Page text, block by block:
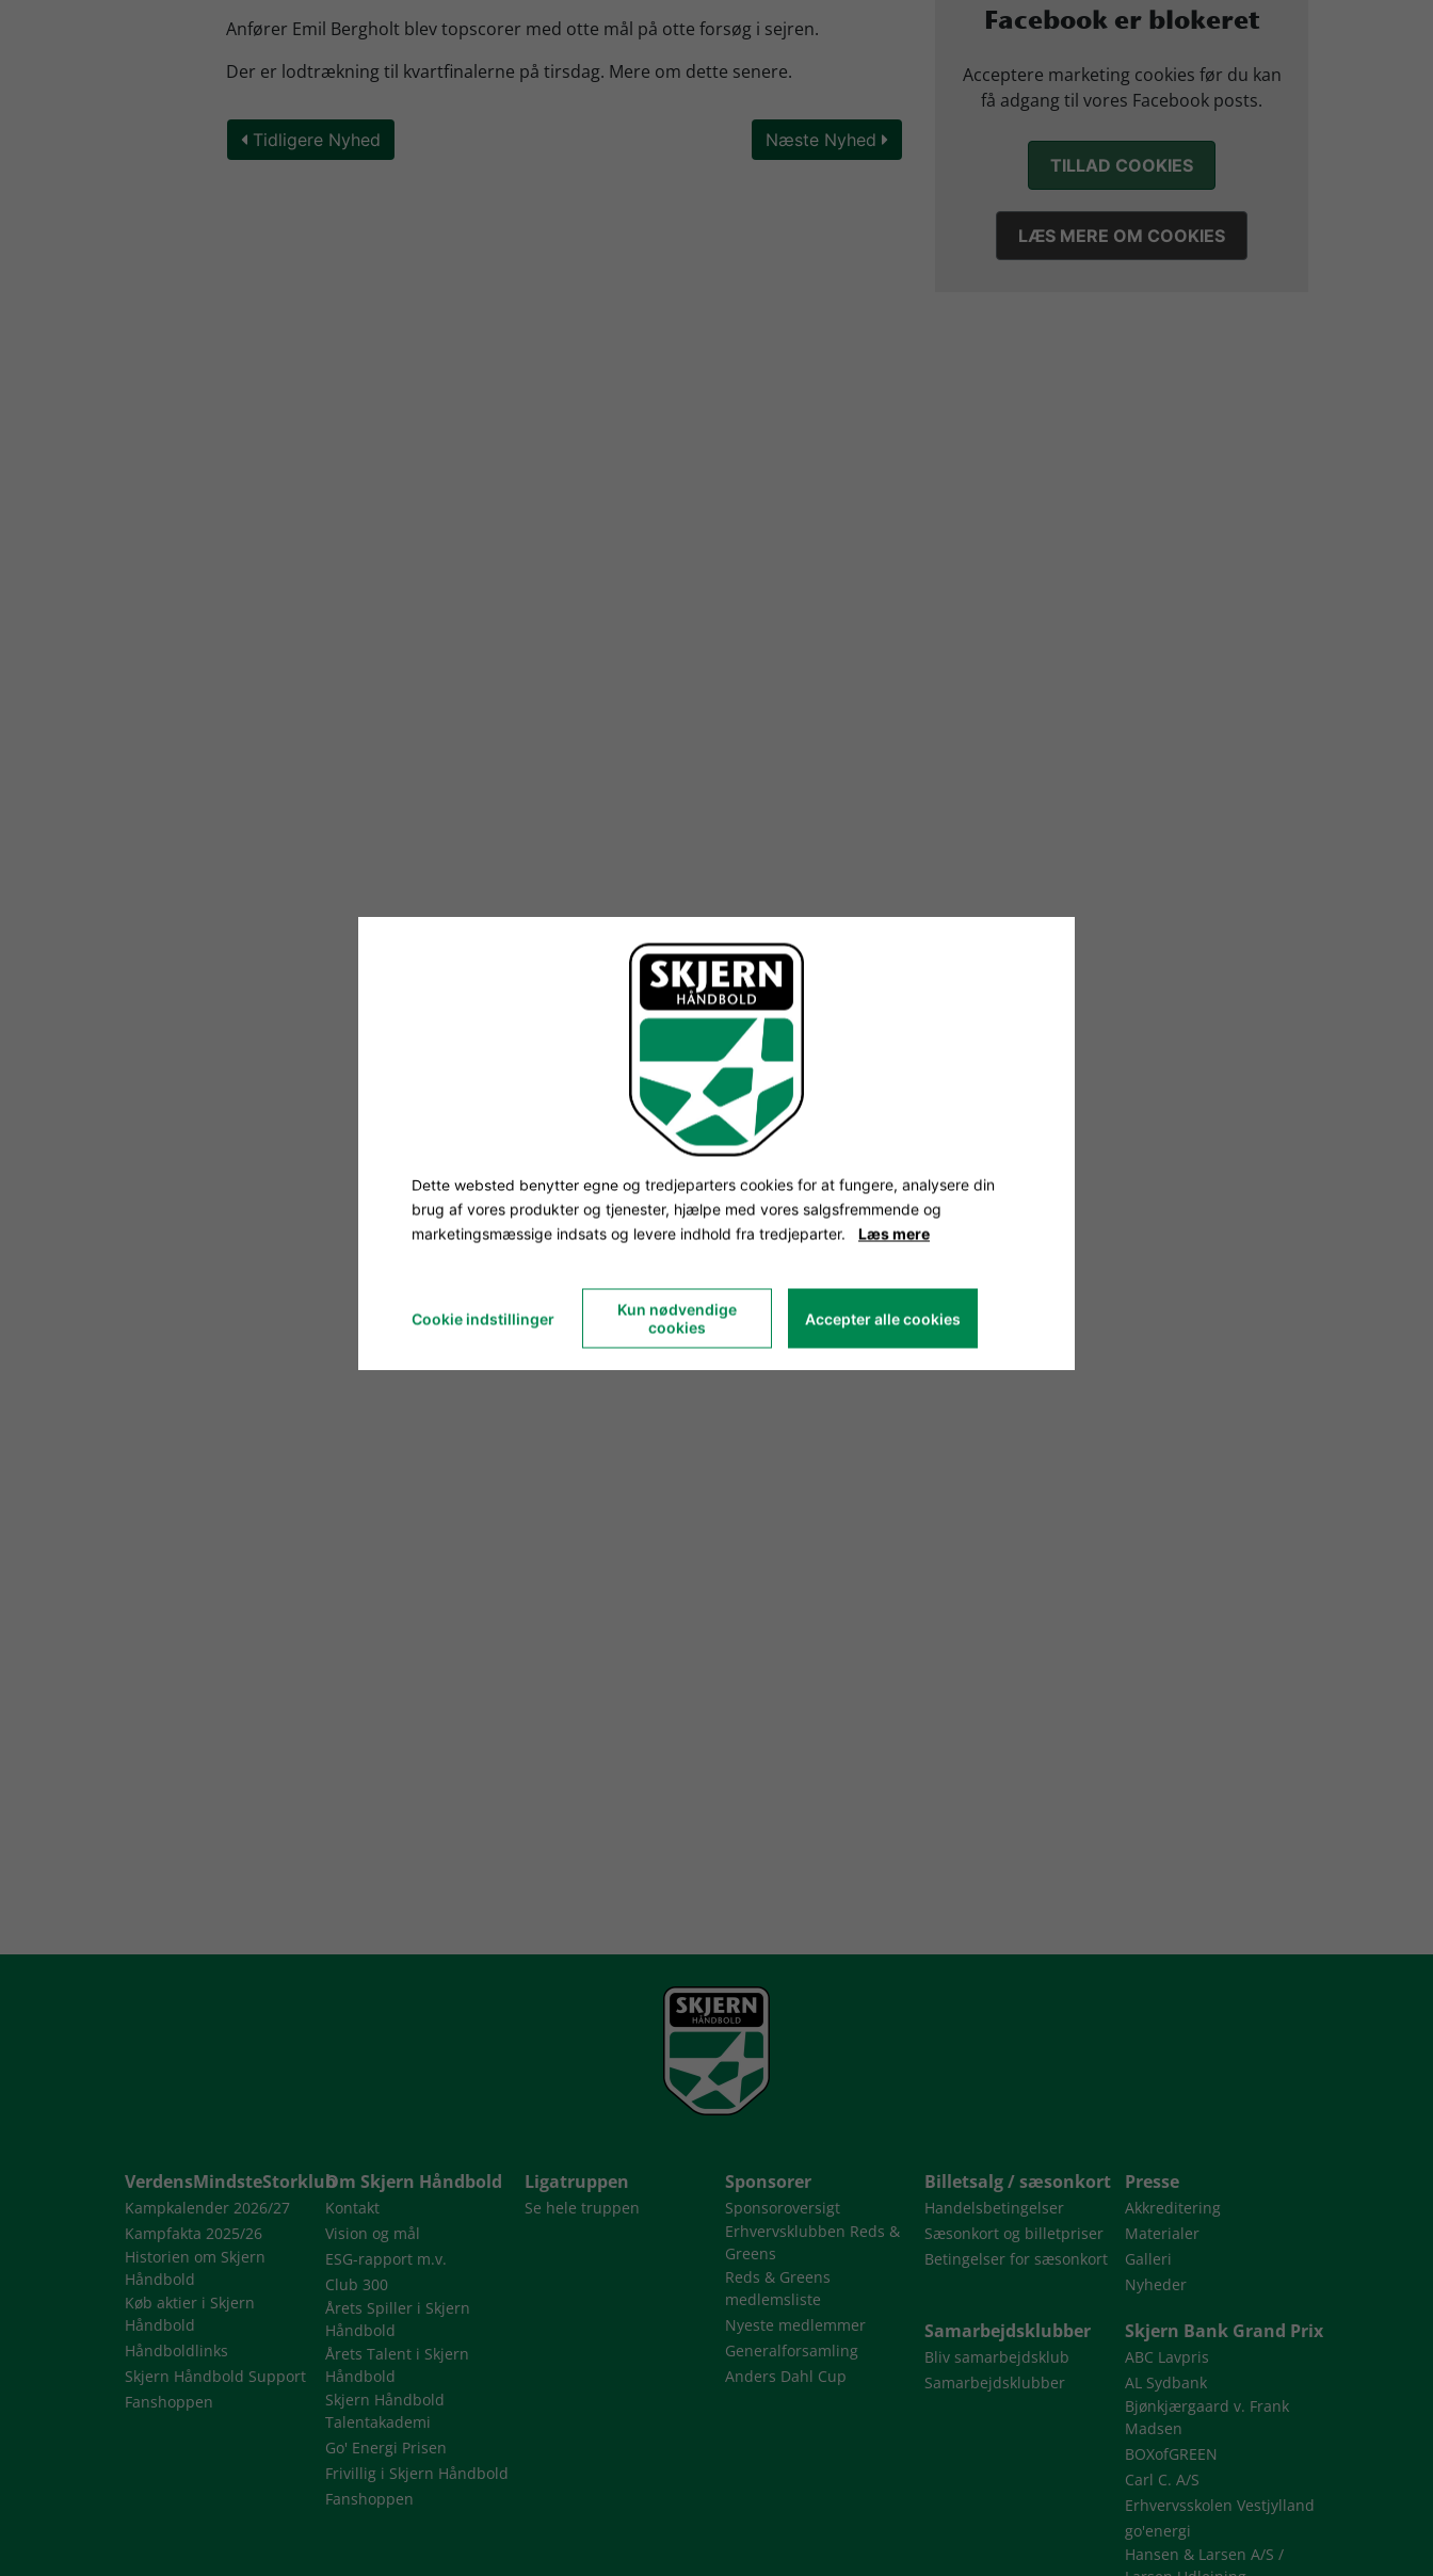
Anfører Emil Bergholt blev topscorer med otte mål på otte forsøg i sejren.
Der er lodtrækning til kvartfinalerne på tirsdag. Mere om dette senere.
Tidligere Nyhed Næste Nyhed
17. juli 2026
Marius Nørsøller udlejes til HØJ Elite
14. juli 2026
Facebook er blokeret
Acceptere marketing cookies før du kan
få adgang til vores Facebook posts.
TILLAD COOKIES
LÆS MERE OM COOKIES
VerdensMindsteStorklub
Kampkalender 2026/27
Kampfakta 2025/26
Historien om Skjern
Håndbold
Køb aktier i Skjern
Håndbold
Håndboldlinks
Skjern Håndbold Support
Fanshoppen
Om Skjern Håndbold
Kontakt
Vision og mål
ESG-rapport m.v.
Club 300
Årets Spiller i Skjern
Håndbold
Årets Talent i Skjern
Håndbold
Skjern Håndbold
Talentakademi
Go' Energi Prisen
Frivillig i Skjern Håndbold
Fanshoppen
Ligatruppen
Se hele truppen
Sponsorer
Sponsoroversigt
Erhvervsklubben Reds &
Greens
Reds & Greens
medlemsliste
Nyeste medlemmer
Generalforsamling
Anders Dahl Cup
Billetsalg / sæsonkort
Handelsbetingelser
Sæsonkort og billetpriser
Betingelser for sæsonkort
Presse
Akkreditering
Materialer
Galleri
Nyheder
Samarbejdsklubber
Bliv samarbejdsklub
Samarbejdsklubber
Skjern Bank Grand Prix
ABC Lavpris
AL Sydbank
Bjønkjærgaard v. Frank
Madsen
BOXofGREEN
Carl C. A/S
Erhvervsskolen Vestjylland
go'energi
Hansen & Larsen A/S /
Dette websted benytter egne og tredjeparters cookies for at fungere, analysere din
brug af vores produkter og tjenester, hjælpe med vores salgsfremmende og
marketingsmæssige indsats og levere indhold fra tredjeparter. Læs mere
Cookie indstillinger
Kun nødvendige
cookies
Accepter alle cookies